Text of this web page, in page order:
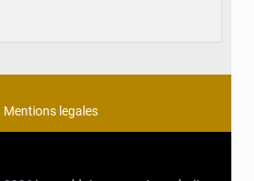
Mentions legales